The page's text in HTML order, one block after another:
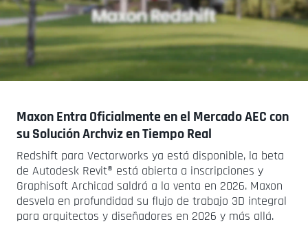
Maxon Entra Oficialmente en el Mercado AEC con
su Solución Archviz en Tiempo Real
Redshift para Vectorworks ya está disponible, la beta
de Autodesk Revit® está abierta a inscripciones y
Graphisoft Archicad saldrá a la venta en 2026. Maxon
desvela en profundidad su flujo de trabajo 3D integral
para arquitectos y diseñadores en 2026 y más allá.